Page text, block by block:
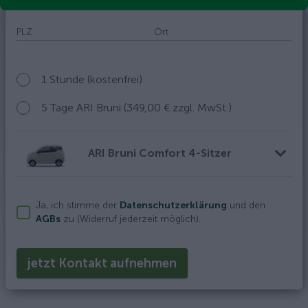
PLZ Ort
1 Stunde (kostenfrei)
5 Tage ARI Bruni (349,00 € zzgl. MwSt.)
ARI Bruni Comfort 4-Sitzer
Ja, ich stimme der Datenschutzerklärung und den
AGBs zu (Widerruf jederzeit möglich).
jetzt Kontakt aufnehmen